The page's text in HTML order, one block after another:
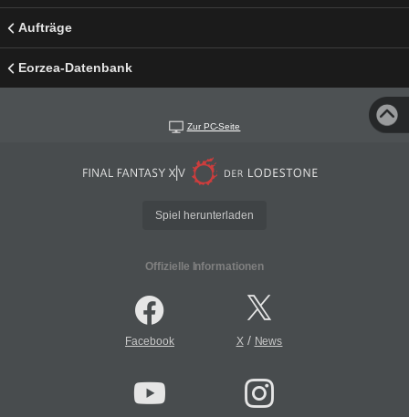
Aufträge
Eorzea-Datenbank
Zur PC-Seite
Spiel herunterladen
Offizielle Informationen
Facebook X/ News